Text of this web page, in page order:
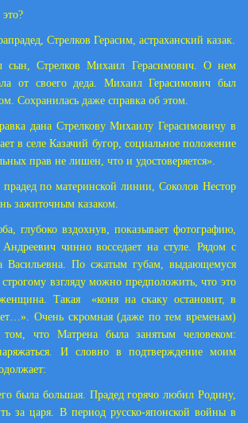
Стрелков Герасим, астраханский казак.
сын, Стрелков Михаил Герасимович. О нем
от своего деда. Михаил Герасимович был
Сохранилась даже справка об этом.
дана Стрелкову Михаилу Герасимовичу в
в селе Казачий бугор, социальное положение
прав не лишен, что и удостоверяется».
по материнской линии, Соколов Нестор
зажиточным казаком.
глубоко вздохнув, показывает фотографию,
чинно восседает на стуле. Рядом с
Васильевна. По сжатым губам, выдающемуся
взгляду можно предположить, что это
Такая
«коня на скаку остановит, в
Очень скромная (даже по тем временам)
что Матрена была занятым человеком:
И словно в подтверждение моим
была большая. Прадед горячо любил Родину,
за царя. В период русско-японской войны в